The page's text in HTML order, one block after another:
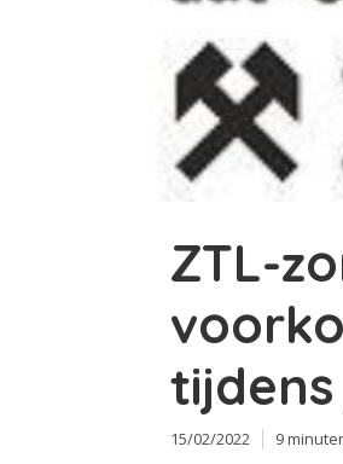
ZTL-
15/02/2022 9